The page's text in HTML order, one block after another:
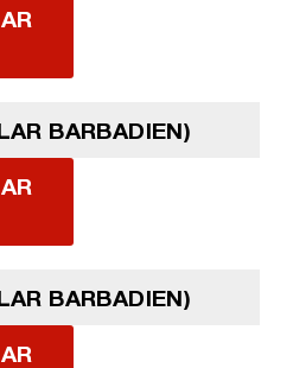
BARBADIEN)
BARBADIEN)